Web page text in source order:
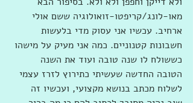
מאו-לונג/קריפטו-זואולוגיה ששם אולי
ארחיב. עכשיו אני עסוק מדי בלעשות
חשבונות קטנוניים. כמה אני מעיק על מישהו
כששולח לו שנה טובה ועוד את השנה
הטובה החדשה שעשיתי כתירוץ לזרז עצמי
לשלוח מכתב בנושא מקצועי, ועכשיו זה